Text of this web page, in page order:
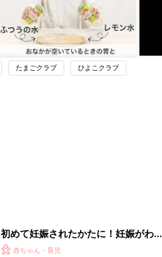
たまごクラブ ひよこクラブ
初めて妊娠されたかたに！妊娠がわか
ったら最初に読む本『初めてのたまご
赤ちゃん・育児